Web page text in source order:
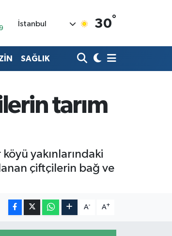
İstanbul 30°
SAĞLIK
tarım
yakınlarındaki
çiftçilerin bağ ve
A- A+